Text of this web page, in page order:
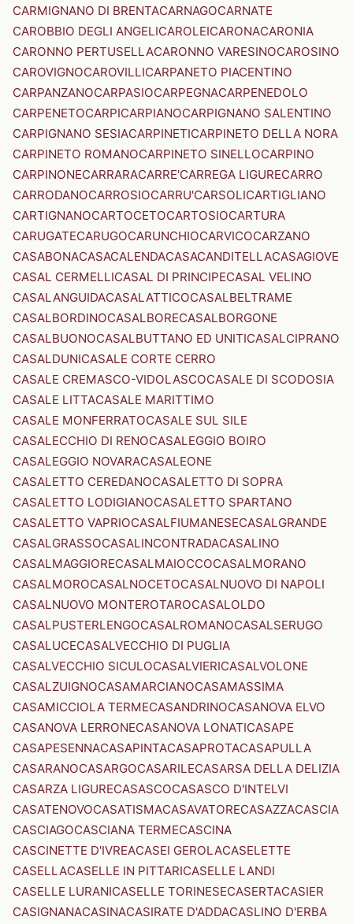
CARMIGNANO DI BRENTACARNAGOCARNATE
CAROBBIO DEGLI ANGELICAROLEICARONACARONIA
CARONNO PERTUSELLACARONNO VARESINOCAROSINO
CAROVIGNOCAROVILLICARPANETO PIACENTINO
CARPANZANOCARPASIOCARPEGNACARPENEDOLO
CARPENETOCARPICARPIANOCARPIGNANO SALENTINO
CARPIGNANO SESIACARPINETICARPINETO DELLA NORA
CARPINETO ROMANOCARPINETO SINELLOCARPINO
CARPINONECARRARACARRE'CARREGA LIGURECARRO
CARRODANOCARROSIOCARRU'CARSOLICARTIGLIANO
CARTIGNANOCARTOCETOCARTOSIOCARTURA
CARUGATECARUGOCARUNCHIOCARVICOCARZANO
CASABONACASACALENDACASACANDITELLACASAGIOVE
CASAL CERMELLICASAL DI PRINCIPECASAL VELINO
CASALANGUIDACASALATTICOCASALBELTRAME
CASALBORDINOCASALBORECASALBORGONE
CASALBUONOCASALBUTTANO ED UNITICASALCIPRANO
CASALDUNICASALE CORTE CERRO
CASALE CREMASCO-VIDOLASCOCASALE DI SCODOSIA
CASALE LITTACASALE MARITTIMO
CASALE MONFERRATOCASALE SUL SILE
CASALECCHIO DI RENOCASALEGGIO BOIRO
CASALEGGIO NOVARACASALEONE
CASALETTO CEREDANOCASALETTO DI SOPRA
CASALETTO LODIGIANOCASALETTO SPARTANO
CASALETTO VAPRIOCASALFIUMANESECASALGRANDE
CASALGRASSOCASALINCONTRADACASALINO
CASALMAGGIORECASALMAIOCCOCASALMORANO
CASALMOROCASALNOCETOCASALNUOVO DI NAPOLI
CASALNUOVO MONTEROTAROCASALOLDO
CASALPUSTERLENGOCASALROMANOCASALSERUGO
CASALUCECASALVECCHIO DI PUGLIA
CASALVECCHIO SICULOCASALVIERICASALVOLONE
CASALZUIGNOCASAMARCIANOCASAMASSIMA
CASAMICCIOLA TERMECASANDRINOCASANOVA ELVO
CASANOVA LERRONECASANOVA LONATICASAPE
CASAPESENNACASAPINTACASAPROTACASAPULLA
CASARANOCASARGOCASARILECASARSA DELLA DELIZIA
CASARZA LIGURECASASCOCASASCO D'INTELVI
CASATENOVOCASATISMACASAVATORECASAZZACASCIA
CASCIAGOCASCIANA TERMECASCINA
CASCINETTE D'IVREACASEI GEROLACASELETTE
CASELLACASELLE IN PITTARICASELLE LANDI
CASELLE LURANICASELLE TORINESECASERTACASIER
CASIGNANACASINACASIRATE D'ADDACASLINO D'ERBA